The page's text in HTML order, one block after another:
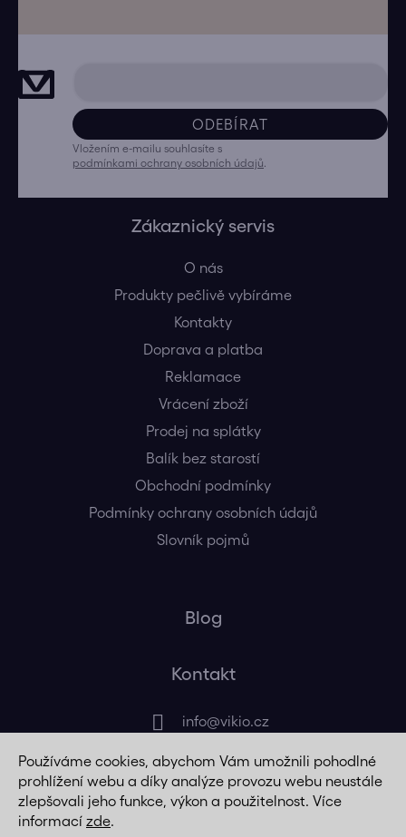
Používáme cookies, abychom Vám umožnili pohodlné
prohlížení webu a díky analýze provozu webu neustále
zlepšovali jeho funkce, výkon a použitelnost. Více
informací zde.
ODEBÍRAT
Vložením e-mailu souhlasíte s
podmínkami ochrany osobních údajů
Zákaznický servis
O nás
Produkty pečlivě vybíráme
Kontakty
Doprava a platba
Reklamace
Vrácení zboží
Prodej na splátky
Balík bez starostí
Obchodní podmínky
Podmínky ochrany osobních údajů
Slovník pojmů
Blog
Kontakt
info@vikio.cz
+420 725 320 508